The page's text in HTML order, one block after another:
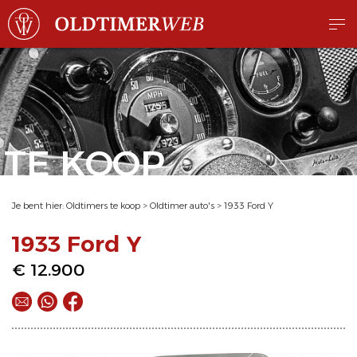
TE KOOP
Je bent hier: Oldtimers te koop > Oldtimer auto's > 1933 Ford Y
1933 Ford Y
€ 12.900